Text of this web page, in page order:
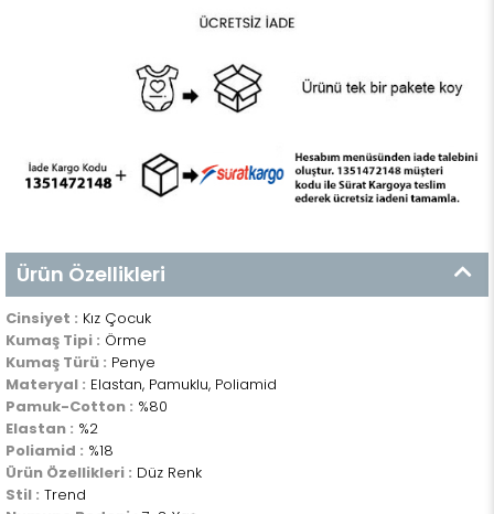
Ürün Özellikleri
Cinsiyet : Kız Çocuk
Kumaş Tipi : Örme
Kumaş Türü : Penye
Materyal : Elastan, Pamuklu, Poliamid
Pamuk-Cotton : %80
Elastan : %2
Poliamid : %18
Ürün Özellikleri : Düz Renk
Stil : Trend